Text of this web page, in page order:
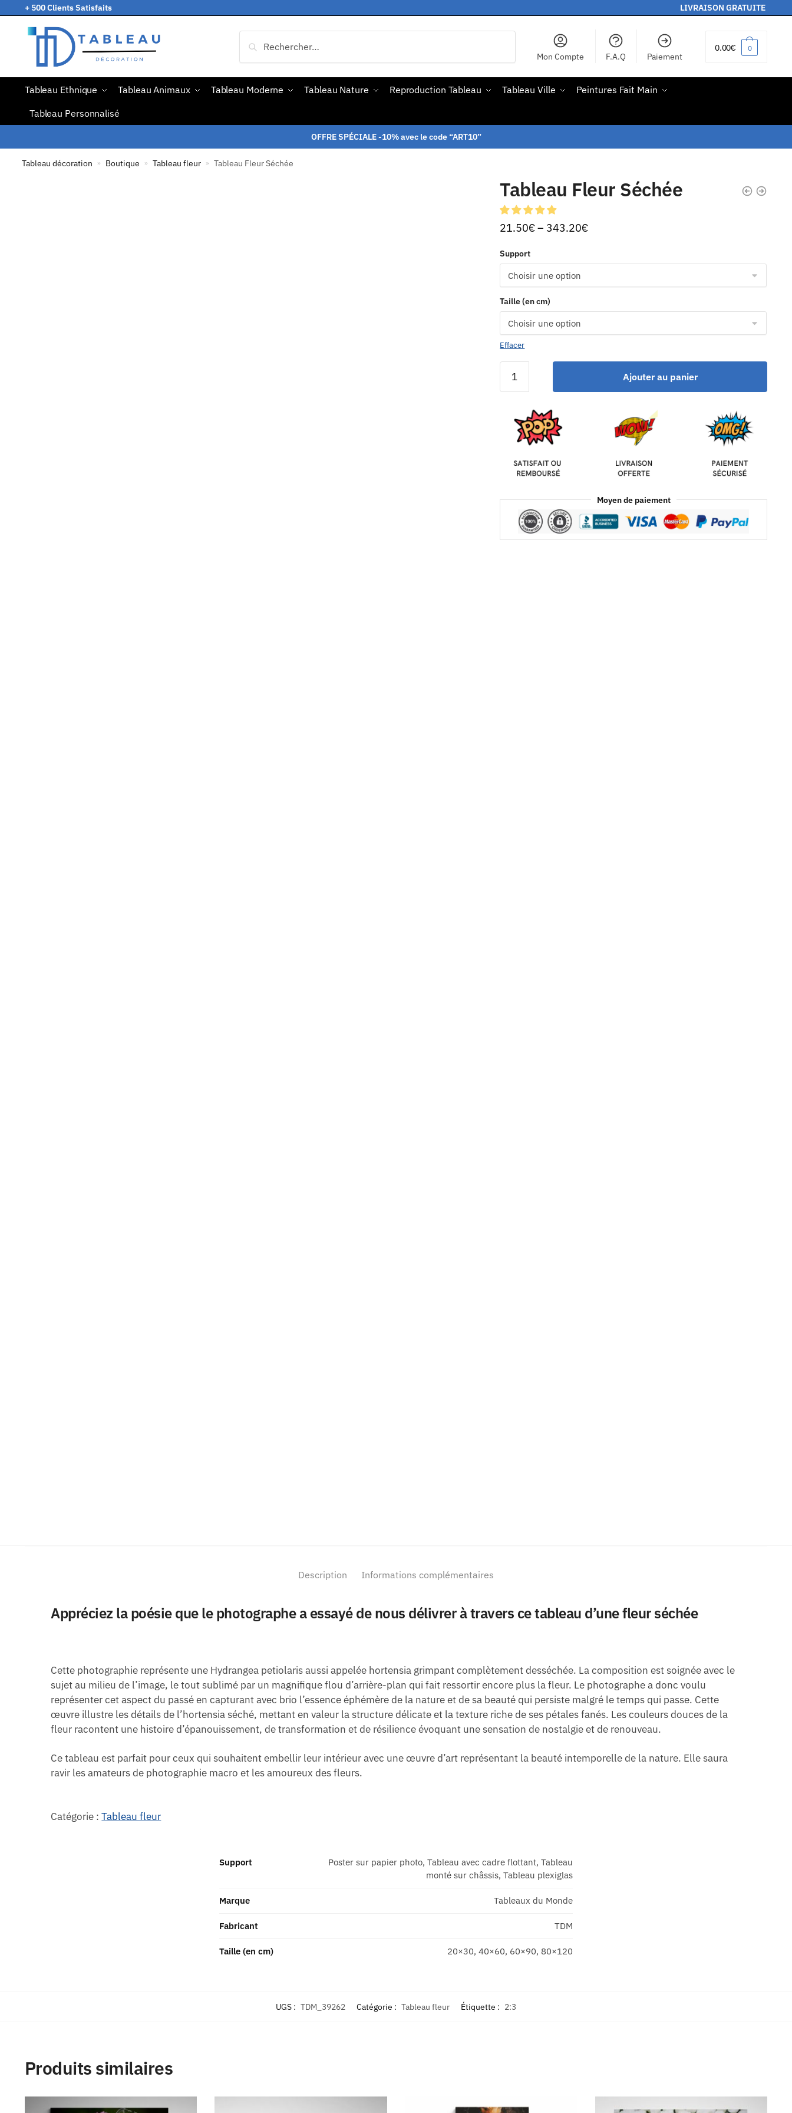
+ 500 Clients Satisfaits LIVRAISON GRATUITE
Mon Compte F.A.Q Paiement
0.00€ 0
Tableau Ethnique Tableau Animaux Tableau Moderne Tableau Nature Reproduction Tableau Tableau Ville
Peintures Fait Main
Tableau Personnalisé
OFFRE SPÉCIALE -10% avec le code “ART10”
Tableau décoration » Boutique » Tableau fleur » Tableau Fleur Séchée
Tableau Fleur Séchée
21.50€– 343.20€
Support
Taille (en cm)
Effacer
Ajouter au panier
Moyen de paiement
Description Informations complémentaires
Appréciez la poésie que le photographe a essayé de nous délivrer à travers ce tableau d’une fleur séchée
Cette photographie représente une Hydrangea petiolaris aussi appelée hortensia grimpant complètement desséchée. La composition est soignée avec le
sujet au milieu de l’image, le tout sublimé par un magnifique flou d’arrière-plan qui fait ressortir encore plus la fleur. Le photographe a donc voulu
représenter cet aspect du passé en capturant avec brio l’essence éphémère de la nature et de sa beauté qui persiste malgré le temps qui passe. Cette
œuvre illustre les détails de l’hortensia séché, mettant en valeur la structure délicate et la texture riche de ses pétales fanés. Les couleurs douces de la
fleur racontent une histoire d’épanouissement, de transformation et de résilience évoquant une sensation de nostalgie et de renouveau.
Ce tableau est parfait pour ceux qui souhaitent embellir leur intérieur avec une œuvre d’art représentant la beauté intemporelle de la nature. Elle saura
ravir les amateurs de photographie macro et les amoureux des fleurs.
Catégorie :Tableau fleur
Support
Poster sur papier photo, Tableau avec cadre flottant, Tableau
monté sur châssis, Tableau plexiglas
Marque Tableaux du Monde
Fabricant TDM
Taille (en cm) 20×30, 40×60, 60×90, 80×120
UGS : TDM_39262 Catégorie : Tableau fleur Étiquette : 2:3
Produits similaires